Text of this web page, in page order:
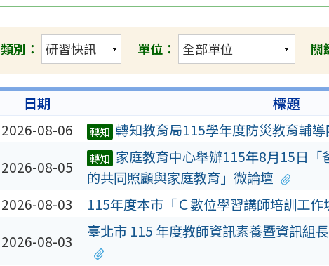
類別： 單位： 關
日期 標題
2026-08-06
轉知 轉知教育局115學年度防災教育輔
2026-08-05 轉知 家庭教育中心舉辦115年8月15日「
的共同照顧與家庭教育」微論壇
2026-08-03 115年度本市「Ｃ數位學習講師培訓工
2026-08-03
臺北市 115 年度教師資訊素養暨資訊組